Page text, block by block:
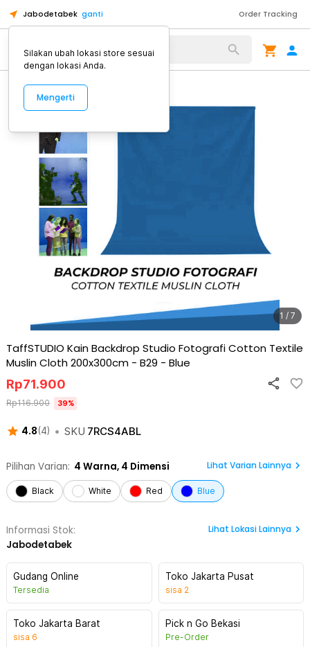
Jabodetabek ganti Order Tracking
Alat Kopi
1 / 7
TaffSTUDIO Kain Backdrop Studio Fotografi Cotton Textile
Muslin Cloth 200x300cm - B29 - Blue
4.8(4) • SKU 7RCS4ABL
Rp71.900
Rp116.900 39%
Pilihan Varian: 4 Warna, 4 Dimensi Lihat Varian Lainnya
Black White Red Blue
Informasi Stok:
Jabodetabek
Lihat Lokasi Lainnya
Gudang Online
Tersedia
Toko Jakarta Pusat
sisa 2
Toko Jakarta Barat
sisa 6
Pick n Go Bekasi
Pre-Order
Silakan ubah lokasi store sesuai
dengan lokasi Anda.
Mengerti